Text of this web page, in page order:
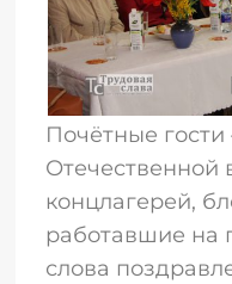
Почётные
Отечественной
концлагерей,
работавшие на
слова